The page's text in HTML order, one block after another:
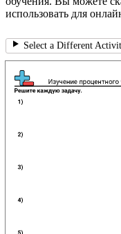
использовать для
Select a Different